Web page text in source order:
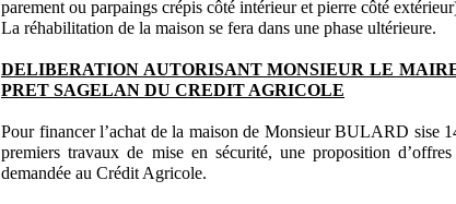
parement ou parpaings crépis côté intérieur et pierre côté
La réhabilitation de la maison se fera dans une phase ultérieure.
DELIBERATION AUTORISANT MONSIEUR LE
PRET SAGELAN DU CREDIT AGRICOLE
Pour financer l’achat de la maison de Monsieur BULARD sise
premiers travaux de mise en sécurité, une proposition
demandée au Crédit Agricole.